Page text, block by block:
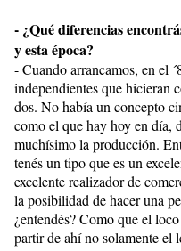
- ¿Qué diferencias
y esta época?
- Cuando arrancamos, en el
independientes que hicieran
dos. No había un concepto
como el que hay hoy en día,
muchísimo la producción.
tenés un tipo que es un
excelente realizador de
la posibilidad de hacer una
¿entendés? Como que el
partir de ahí no solamente el